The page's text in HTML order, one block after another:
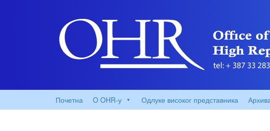
Почетна O OHR-у Одлуке високог представника